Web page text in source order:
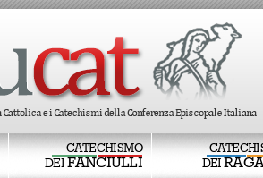
CATECHISMO
DEIFANCIULLI
DEI